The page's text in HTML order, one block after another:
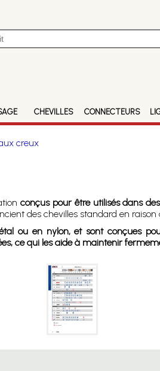
CHEVILLES CONNECTEURS
creux
conçus pour être utilisés dans
des chevilles standard en
ou en nylon, et sont conçues
ce qui les aide à maintenir